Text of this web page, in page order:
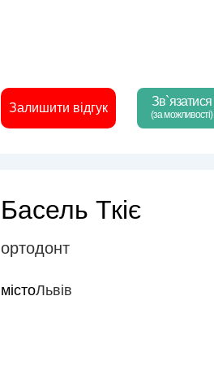
Залишити відгук Зв`язатися
(за можливості)
Басель Ткіє
ортодонт
містоЛьвів